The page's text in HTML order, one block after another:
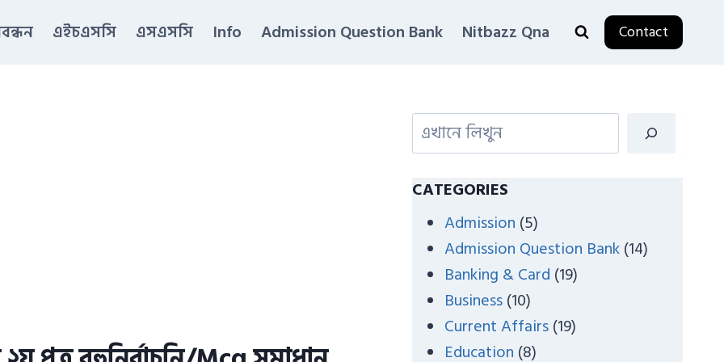
এইচএসসি এসএসসি Info Admission Question Bank Nitbazz Qna Contact
e
h
CATEGORIES
Admission (5)
Admission Question Bank(14)
Banking & Card (19)
Business(10)
Current Affairs(19)
Education (8)